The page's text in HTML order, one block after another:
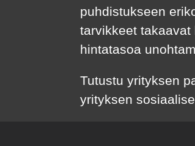
puhdistukseen
tarvikkeet
hintatasoa
Tutustu yrityksen
yrityksen